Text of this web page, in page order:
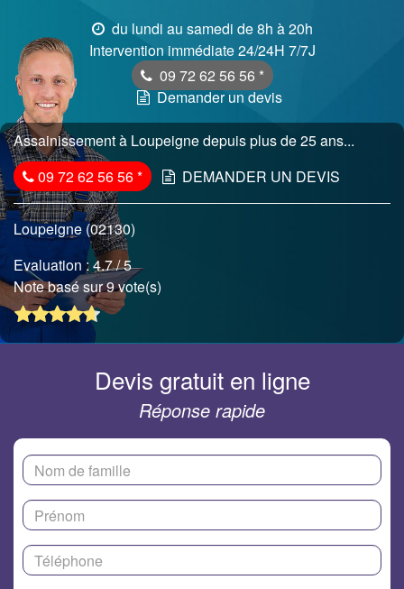
du lundi au samedi de 8h à 20h
Intervention immédiate 24/24H 7/7J
09 72 62 56 56 *
Demander un devis
Assainissement à Loupeigne depuis plus de 25 ans...
09 72 62 56 56* DEMANDER UN DEVIS
Loupeigne (02130)
Evaluation :4.7/ 5
Note basé sur 9 vote(s)
Devis gratuit en ligne
Réponse rapide